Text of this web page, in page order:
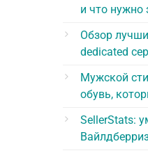
и что нужно
Обзор
dedicated
Мужской
обувь,
SellerStats: